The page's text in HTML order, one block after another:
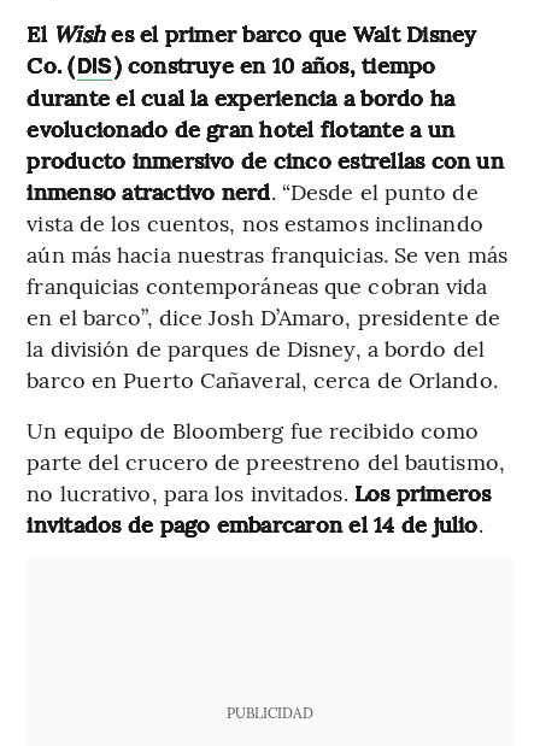
El Wishes el primer barco que Walt Disney
Co. (DIS) construye en 10 años, tiempo
durante el cual la experiencia a bordo ha
evolucionado de gran hotel flotante a un
producto inmersivo de cinco estrellas con un
inmenso atractivo nerd. “Desde el punto de
vista de los cuentos, nos estamos inclinando
aún más hacia nuestras franquicias. Se ven más
franquicias contemporáneas que cobran vida
en el barco”, dice Josh D’Amaro, presidente de
la división de parques de Disney, a bordo del
barco en Puerto Cañaveral, cerca de Orlando.
Un equipo de Bloomberg fue recibido como
parte del crucero de preestreno del bautismo,
no lucrativo, para los invitados. Los primeros
invitados de pago embarcaron el 14 de julio.
PUBLICIDAD